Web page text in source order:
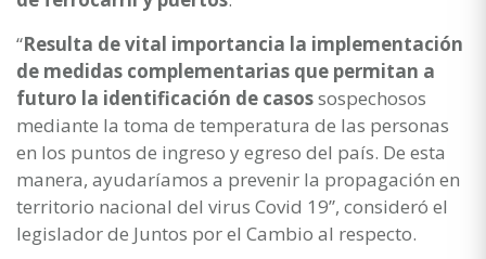
“Resulta de vital importancia la implementación
de medidas complementarias que permitan a
futuro la identificación de casossospechosos
mediante la toma de temperatura de las personas
en los puntos de ingreso y egreso del país. De esta
manera, ayudaríamos a prevenir la propagación en
territorio nacional del virus Covid 19”, consideró el
legislador de Juntos por el Cambio al respecto.